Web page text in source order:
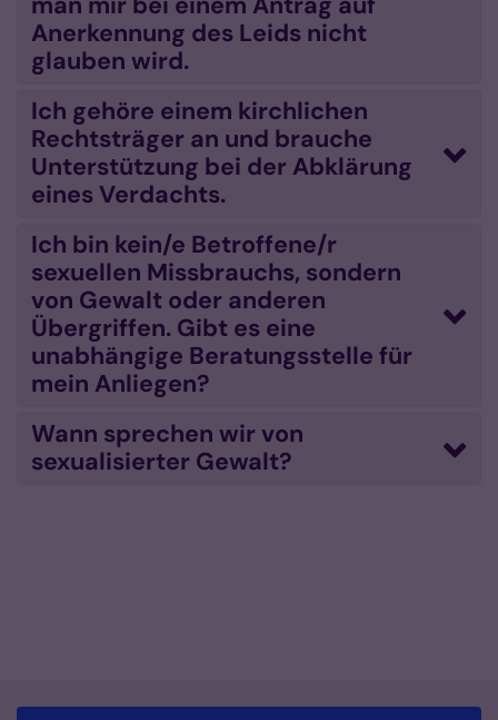
Anerkennung des Leids nicht
glauben wird.
Ich gehöre einem kirchlichen
Rechtsträger an und brauche
Unterstützung bei der Abklärung
eines Verdachts.
Ich bin kein/e Betroffene/r
sexuellen Missbrauchs, sondern
von Gewalt oder anderen
Übergriffen. Gibt es eine
unabhängige Beratungsstelle für
mein Anliegen?
Wann sprechen wir von
sexualisierter Gewalt?